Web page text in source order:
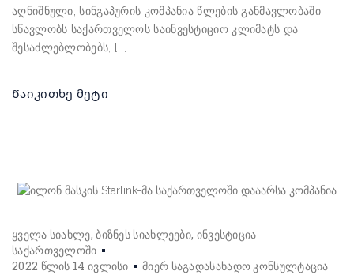
აღნიშნული, სინგაპურის კომპანია წლების განმავლობაში
სწავლობს საქართველოს საინვესტიციო კლიმატს და
შესაძლებლობებს, [...]
Წაიკითხე მეტი
ყველა სიახლე ბიზნეს სიახლეები ინვესტიცია
საქართველოში
2022 წლის 14 ივლისი
მიერ საგადასახადო კონსულტაცია